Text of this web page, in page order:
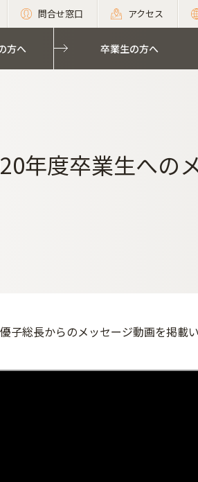
問合せ窓口 アクセス
方へ 卒業生の方へ
年度卒業生への
子総長からのメッセージ動画を掲載い